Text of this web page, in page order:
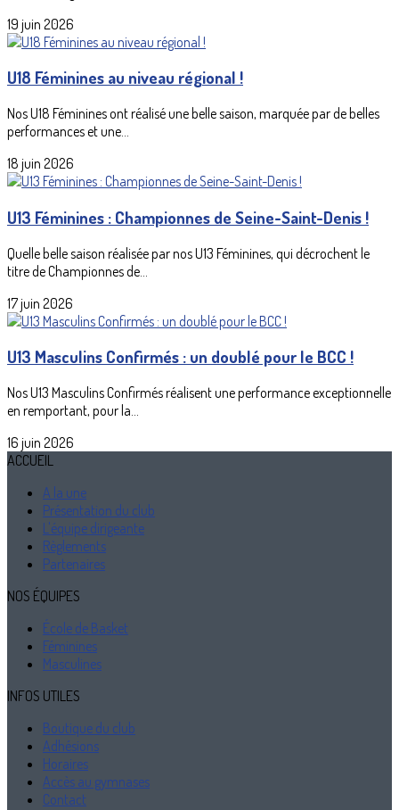
19 juin 2026
U18 Féminines au niveau régional !
Nos U18 Féminines ont réalisé une belle saison, marquée par de belles
performances et une...
18 juin 2026
U13 Féminines : Championnes de Seine-Saint-Denis !
Quelle belle saison réalisée par nos U13 Féminines, qui décrochent le
titre de Championnes de...
17 juin 2026
U13 Masculins Confirmés : un doublé pour le BCC !
Nos U13 Masculins Confirmés réalisent une performance exceptionnelle
en remportant, pour la...
16 juin 2026
ACCUEIL
A la une
Présentation du club
L'équipe dirigeante
Règlements
Partenaires
NOS ÉQUIPES
École de Basket
Féminines
Masculines
INFOS UTILES
Boutique du club
Adhésions
Horaires
Accès au gymnases
Contact